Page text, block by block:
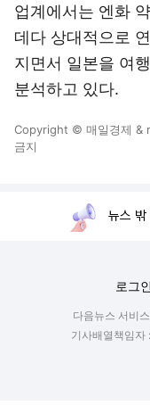
업계에서는 엔화
데다 상대적으로
지면서 일본을 여
분석하고 있다.
Copyright © 매일경제 &
금지
뉴스 밖
로그인
다음뉴스 서비
기사배열책임자